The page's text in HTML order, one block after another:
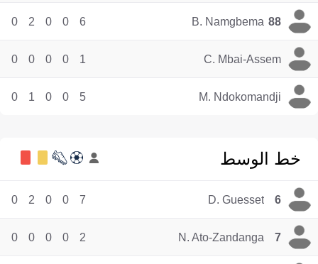
88
B. Namgbema
6
0
0
2
0
C. Mbai-Assem
1
0
0
0
0
M. Ndokomandji
5
0
0
1
0
خط الوسط
6
D. Guesset
7
0
0
2
0
7
N. Ato-Zandanga
2
0
0
0
0